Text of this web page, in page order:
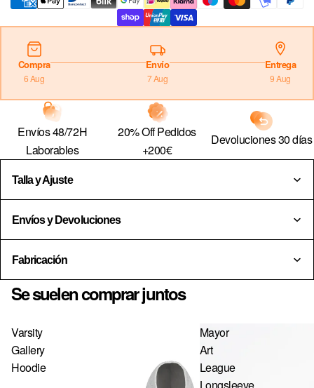
SK · € — ESLOVAQUIA
SI · € — ESLOVENIA
ES · € — ESPAÑA
EE · € — ESTONIA
FI · € — FINLANDIA
HU · FT — HUNGRÍA
IE · € — IRLANDA
LV · € — LETONIA
LU · € — LUXEMBURGO
MC · € — MÓNACO
Compra
6 Aug
Envío
7 Aug
Entrega
9 Aug
Envíos 48/72H
Laborables
20% Off Pedidos
+200€
Devoluciones 30 días
Talla y Ajuste
Envíos y Devoluciones
Fabricación
Se suelen comprar juntos
Varsity
Gallery
Hoodie
Mayor
Art
League